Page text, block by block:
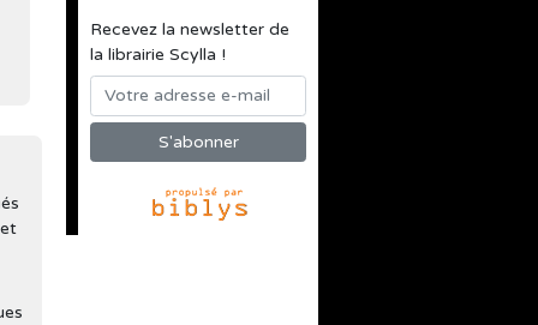
Recevez la newsletter de
la librairie Scylla !